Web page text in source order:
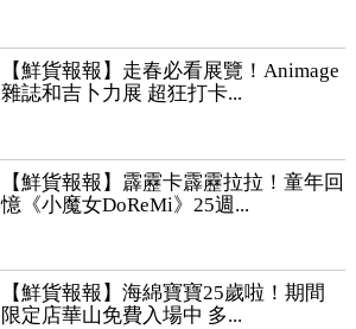
【鮮貨報報】走春必看展覽！Animage
雜誌和吉卜力展 超狂打卡...
【鮮貨報報】霹靂卡霹靂拉拉！童年回
憶《小魔女DoReMi》25週...
【鮮貨報報】海綿寶寶25歲啦！期間
限定店華山免費入場中 多...